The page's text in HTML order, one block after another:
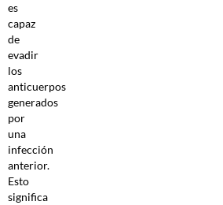
es
capaz
de
evadir
los
anticuerpos
generados
por
una
infección
anterior.
Esto
significa